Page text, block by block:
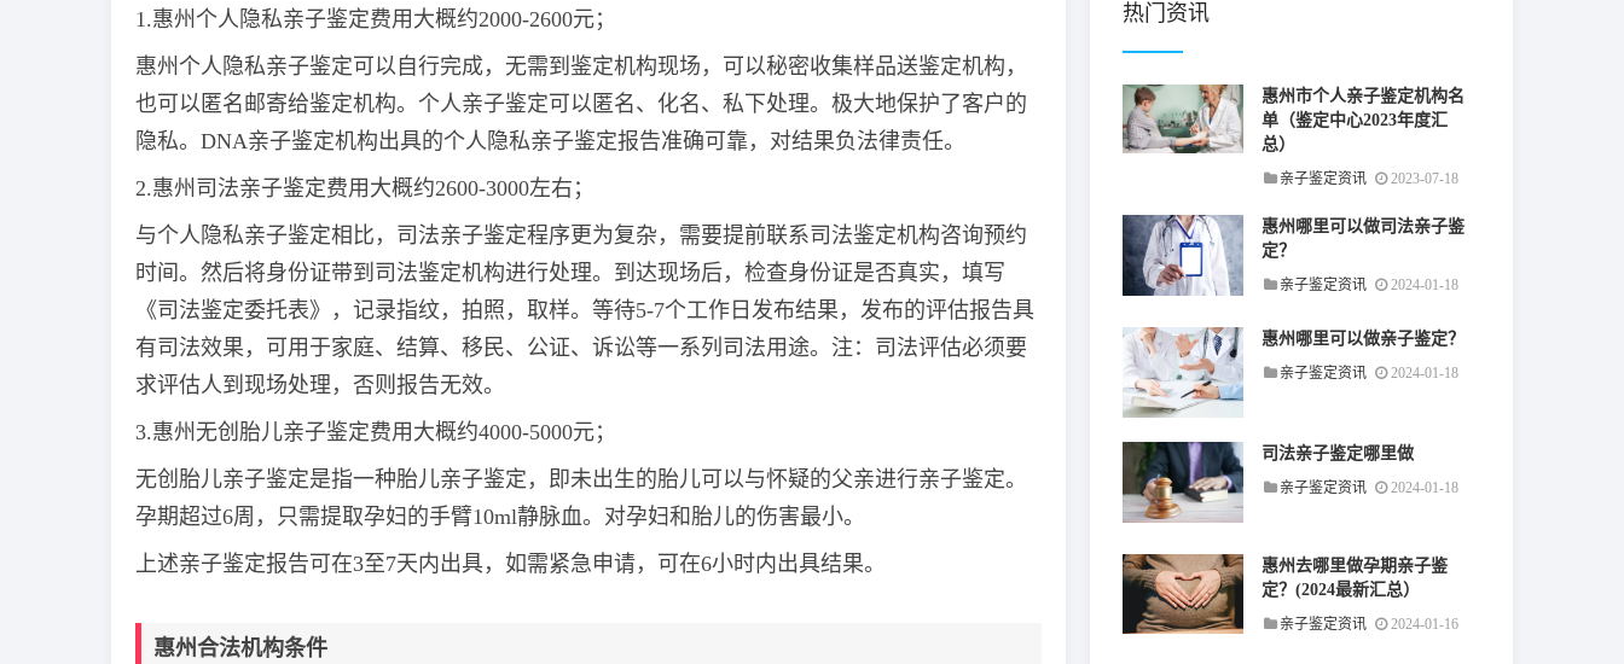
1.惠州个人隐私亲子鉴定费用大概约2000-2600元；
惠州个人隐私亲子鉴定可以自行完成，无需到鉴定机构现场，可以秘密收集样品送鉴定机构，
也可以匿名邮寄给鉴定机构。个人亲子鉴定可以匿名、化名、私下处理。极大地保护了客户的
隐私。DNA亲子鉴定机构出具的个人隐私亲子鉴定报告准确可靠，对结果负法律责任。
2.惠州司法亲子鉴定费用大概约2600-3000左右；
与个人隐私亲子鉴定相比，司法亲子鉴定程序更为复杂，需要提前联系司法鉴定机构咨询预约
时间。然后将身份证带到司法鉴定机构进行处理。到达现场后，检查身份证是否真实，填写
《司法鉴定委托表》，记录指纹，拍照，取样。等待5-7个工作日发布结果，发布的评估报告具
有司法效果，可用于家庭、结算、移民、公证、诉讼等一系列司法用途。注：司法评估必须要
求评估人到现场处理，否则报告无效。
3.惠州无创胎儿亲子鉴定费用大概约4000-5000元；
无创胎儿亲子鉴定是指一种胎儿亲子鉴定，即未出生的胎儿可以与怀疑的父亲进行亲子鉴定。
孕期超过6周，只需提取孕妇的手臂10ml静脉血。对孕妇和胎儿的伤害最小。
上述亲子鉴定报告可在3至7天内出具，如需紧急申请，可在6小时内出具结果。
惠州合法机构条件
热门资讯
惠州市个人亲子鉴定机构名
单（鉴定中心2023年度汇
总）
亲子鉴定资讯 2023-07-18
惠州哪里可以做司法亲子鉴
定？
亲子鉴定资讯 2024-01-18
惠州哪里可以做亲子鉴定？
亲子鉴定资讯 2024-01-18
司法亲子鉴定哪里做
亲子鉴定资讯 2024-01-18
惠州去哪里做孕期亲子鉴
定？(2024最新汇总）
亲子鉴定资讯 2024-01-16